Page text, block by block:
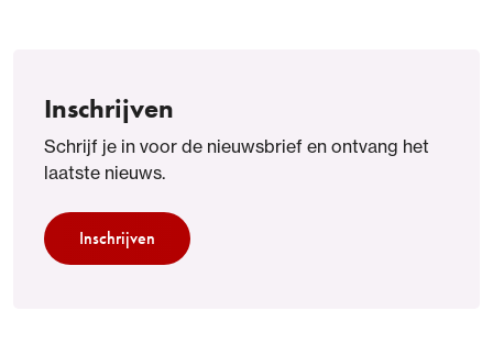
Inschrijven
Schrijf je in voor de nieuwsbrief en ontvang het
laatste nieuws.
Inschrijven